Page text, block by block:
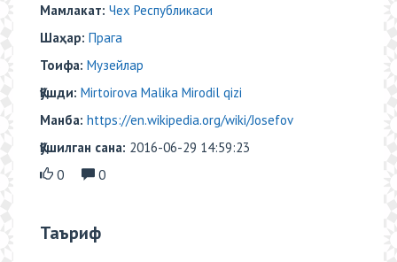
Мамлакат: Чех Республикаси
Шаҳар: Прага
Тоифа: Музейлар
Қўшди: Mirtoirova Malika Mirodil qizi
Манба: https://en.wikipedia.org/wiki/Josefov
Қўшилган сана: 2016-06-29 14:59:23
0
0
Таъриф